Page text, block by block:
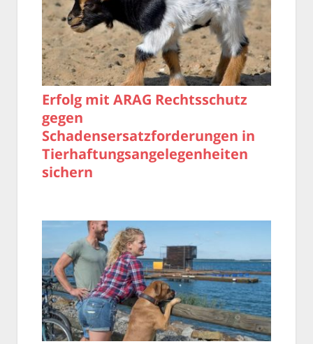
Erfolg mit ARAG Rechtsschutz
gegen
Schadensersatzforderungen in
Tierhaftungsangelegenheiten
sichern